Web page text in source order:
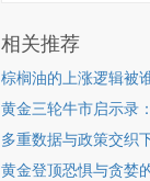
相关推荐
棕榈油的上涨逻辑被
黄金三轮牛市启示录
多重数据与政策交织
黄金登顶恐惧与贪婪